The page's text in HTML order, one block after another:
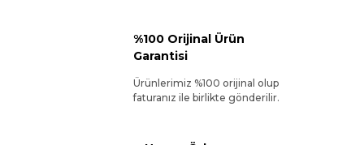
%100 Orijinal Ürün
Garantisi
Ürünlerimiz %100 orijinal olup
faturanız ile birlikte gönderilir.